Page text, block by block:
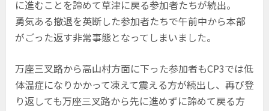
に進むことを諦めて草津に戻る参加者たちが続出。
勇気ある撤退を英断した参加者たちで午前中から本部
がごった返す非常事態となってしまいました。
万座三叉路から高山村方面に下った参加者もCP3では低
体温症になりかかって凍えて震える方が続出し、再び登
り返しても万座三叉路から先に進めずに諦めて戻る方